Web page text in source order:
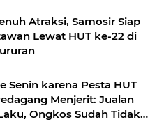
Atraksi, Samosir Siap
Lewat HUT ke-22 di
Senin karena Pesta HUT
Menjerit: Jualan
Ongkos Sudah Tidak